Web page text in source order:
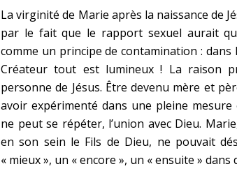
La virginité de Marie après la naissance de
par le fait que le rapport sexuel aurait
comme un principe de contamination : dans
Créateur tout est lumineux ! La raison
personne de Jésus. Être devenu mère et
avoir expérimenté dans une pleine mesure
ne peut se répéter, l’union avec Dieu.
en son sein le Fils de Dieu, ne pouvait
« mieux », un « encore », un « ensuite » dans